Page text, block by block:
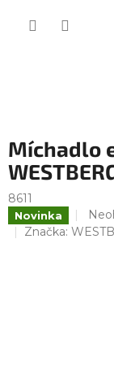
Míchadlo
8611
Novinka
Značka: